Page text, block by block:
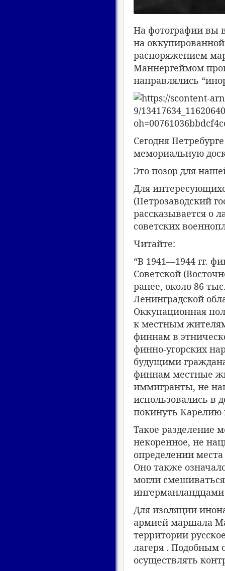
На фотографии вы
на
распоряжением
Маннергеймом
направлялись
Сегодня
мемориальную
Это позор для
Для
(Петрозаводский
рассказывается о
советских
Читайте:
“В 1941—1944 гг.
Советской
ранее, около 86
Ленинградской
Оккупационная
к местным
финнам в
финно-угорских
будущими
финнам местные
иммигранты, не
использовались в
покинуть Карелию
Такое разделение
некоренное, не
определении
Оно также
могли
Для изоляции
армией маршала
территории
лагеря . Подобным
осуществлять